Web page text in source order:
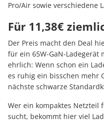
Pro/Air sowie verschiedene
Für 11,38€
Der Preis macht den Deal
für ein 65W-GaN-Ladegerät
ehrlich: Wenn schon ein
es ruhig ein bisschen mehr
nächste schwarze
Wer ein kompaktes Netzteil
sucht, bekommt hier viel